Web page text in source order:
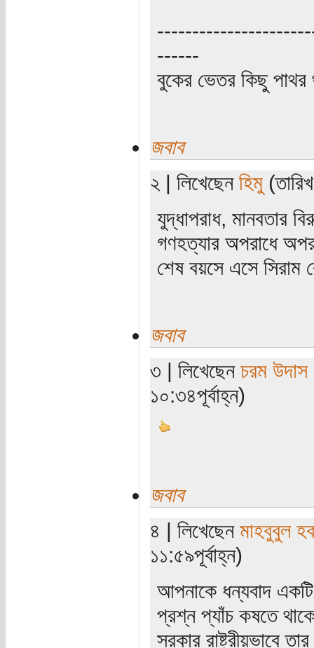
------
বুকের ভেতর কিছু পাথর
জবাব
২ | লিখেছেন হিমু
যুদ্ধাপরাধ, মানবতার
গণহত্যার অপরাধে
শেষ বয়সে এসে সিরাম
জবাব
৩ | লিখেছেন চরম উদাস
১০:৩৪পূর্বাহ্ন)
জবাব
৪ | লিখেছেন মাহবুবুল
১১:৫৯পূর্বাহ্ন)
আপনাকে ধন্যবাদ
প্রশ্ন প্যাঁচ কষতে
সরকার রাষ্ট্রীয়ভাবে